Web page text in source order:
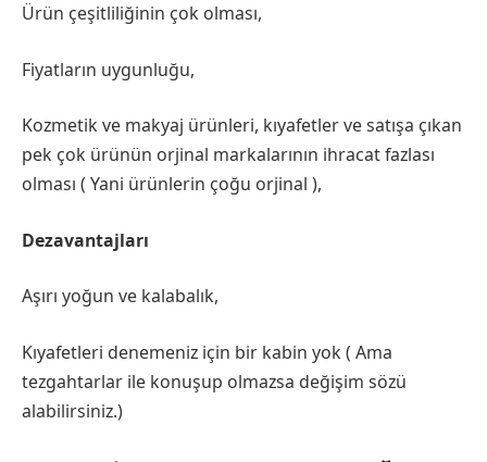
Ürün çeşitliliğinin çok olması,
Fiyatların uygunluğu,
Kozmetik ve makyaj ürünleri, kıyafetler ve satışa çıkan
pek çok ürünün orjinal markalarının ihracat fazlası
olması ( Yani ürünlerin çoğu orjinal ),
Dezavantajları
Aşırı yoğun ve kalabalık,
Kıyafetleri denemeniz için bir kabin yok ( Ama
tezgahtarlar ile konuşup olmazsa değişim sözü
alabilirsiniz.)